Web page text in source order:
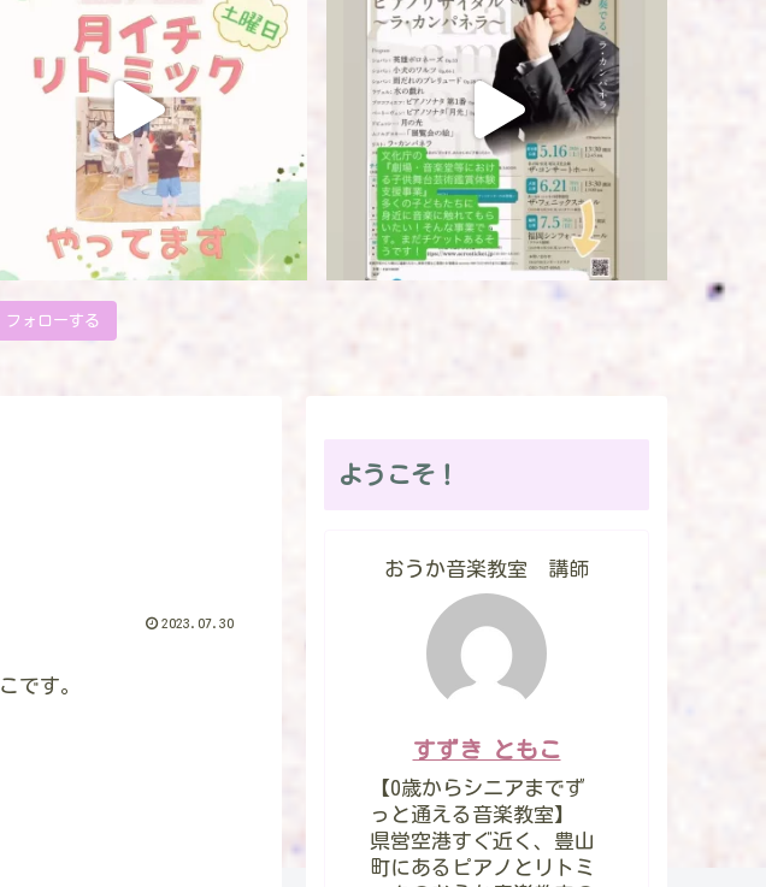
フォローする
2023.07.30
です。
ようこそ！
おうか音楽教室 講師
すずき ともこ
【0歳からシニアまでず
っと通える音楽教室】
県営空港すぐ近く、豊山
町にあるピアノとリトミ